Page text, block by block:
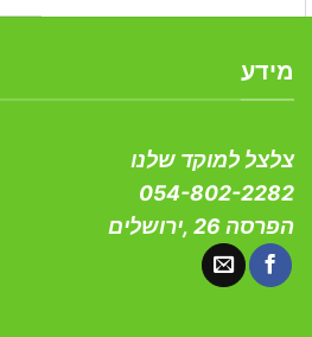
מידע
צלצל למוקד שלנו
054-802-2282
הפרסה 26 ,ירושלים